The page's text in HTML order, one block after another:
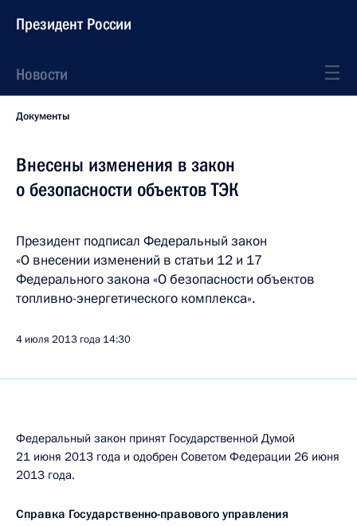
Президент России
Новости
Документы
Внесены изменения в закон
о безопасности объектов ТЭК
Президент подписал Федеральный закон
«О внесении изменений в статьи 12 и 17
Федерального закона «О безопасности объектов
топливно-энергетического комплекса».
4 июля 2013 года 14:30
Федеральный закон принят Государственной Думой
21 июня 2013 года и одобрен Советом Федерации 26 июня
2013 года.
Справка Государственно-правового управления